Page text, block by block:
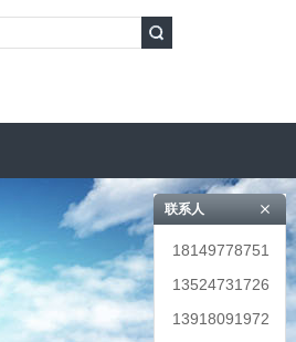
联系人
18149778751
13524731726
13918091972